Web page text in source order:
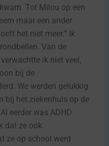
Tot Milou op een
maar een ander
het niet meer.” Ik
Van de
ik niet veel,
bij de
We werden gelukkig
bij het ziekenhuis op de
eerder was ADHD
dat ze ook
ze op school werd